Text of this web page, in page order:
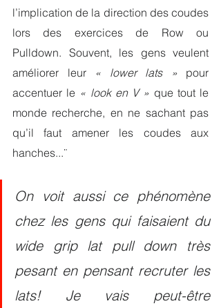
l’implication de la direction des coudes
lors des exercices de Row ou
Pulldown. Souvent, les gens veulent
améliorer leur « lower lats » pour
accentuer le « look en V » que tout le
monde recherche, en ne sachant pas
qu’il faut amener les coudes aux
hanches...¨
On voit aussi ce phénomène
chez les gens qui faisaient du
wide grip lat pull down très
pesant en pensant recruter les
lats! Je vais peut-être